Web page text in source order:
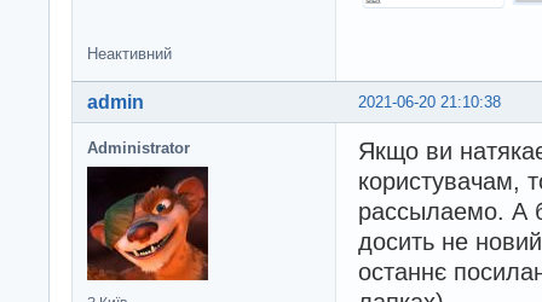
Неактивний
2021-06-20 21:10:38
admin
Administrator
Якщо ви
користувачам,
рассылаемо. А
досить не
останнє